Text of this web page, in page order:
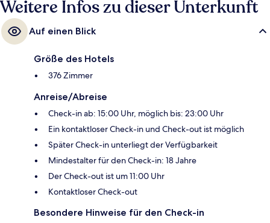
Weitere Infos zu dieser Unterkunft
Auf einen Blick
Größe des Hotels
376 Zimmer
Anreise/Abreise
Check-in ab: 15:00 Uhr, möglich bis: 23:00 Uhr
Ein kontaktloser Check-in und Check-out ist möglich
Später Check-in unterliegt der Verfügbarkeit
Mindestalter für den Check-in: 18 Jahre
Der Check-out ist um 11:00 Uhr
Kontaktloser Check-out
Besondere Hinweise für den Check-in